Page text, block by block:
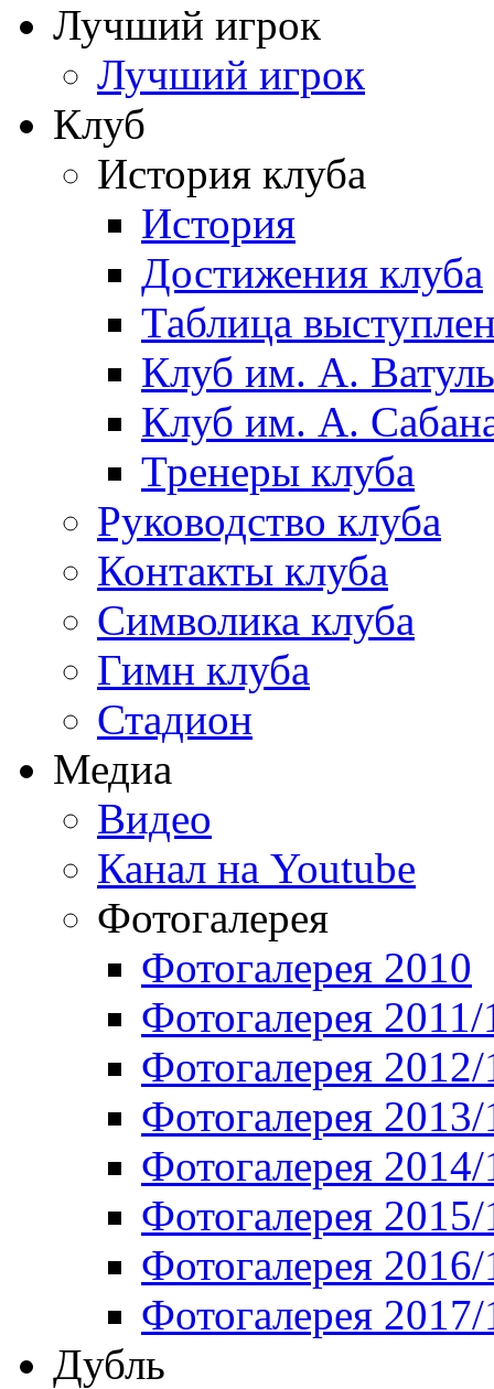
Лучший игрок
Лучший игрок
Клуб
История клуба
История
Достижения клуба
Таблица
Клуб им. А.
Клуб им. А.
Тренеры клуба
Руководство клуба
Контакты клуба
Символика клуба
Гимн клуба
Стадион
Медиа
Видео
Канал на Youtube
Фотогалерея
Фотогалерея 2010
Фотогалерея 2011/
Фотогалерея
Фотогалерея
Фотогалерея
Фотогалерея
Фотогалерея
Фотогалерея
Дубль